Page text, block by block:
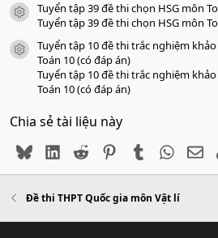
icon tài liệu
Tuyển tập 39 đề thi chọn HSG môn
Tuyển tập 39 đề thi chọn HSG môn
icon tài liệu
Tuyển tập 10 đề thi trắc nghiệm
Toán 10 (có đáp án)
Tuyển tập 10 đề thi trắc nghiệm
Toán 10 (có đáp án)
Chia sẻ tài liệu này
BlueskyLinkedIn
Reddit PinterestTumblr
Đề thi THPT Quốc gia môn Vật lí